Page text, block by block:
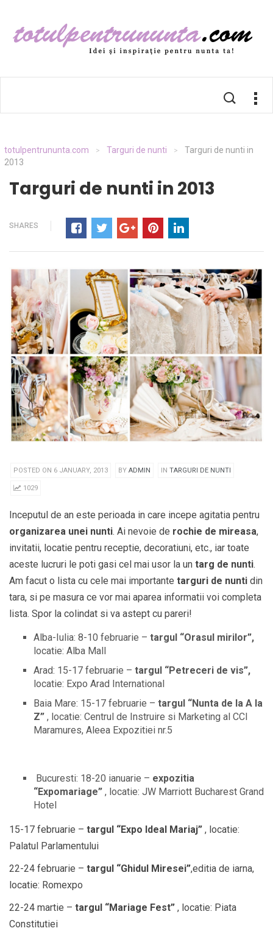
totulpentrununta.com > Targuri de nunti >
Targuri de nunti in
2013
Targuri de nunti in 2013
SHARES
POSTED ON 6 JANUARY, 2013 BY ADMIN IN TARGURI DE NUNTI
1029
Inceputul de an este perioada in care incepe agitatia pentru
organizarea unei nunti. Ai nevoie de rochie de mireasa,
invitatii, locatie pentru receptie, decoratiuni, etc., iar toate
aceste lucruri le poti gasi cel mai usor la un targ de nunti.
Am facut o lista cu cele mai importante targuri de nunti din
tara, si pe masura ce vor mai aparea informatii voi completa
lista. Spor la colindat si va astept cu pareri!
Alba-Iulia: 8-10 februarie – targul “Orasul mirilor”,
locatie: Alba Mall
Arad: 15-17 februarie – targul “Petreceri de vis”,
locatie: Expo Arad International
Baia Mare: 15-17 februarie – targul “Nunta de la A la
Z” , locatie: Centrul de Instruire si Marketing al CCI
Maramures, Aleea Expozitiei nr.5
Bucuresti: 18-20 ianuarie – expozitia
“Expomariage” , locatie: JW Marriott Bucharest Grand
Hotel
15-17 februarie – targul “Expo Ideal Mariaj” , locatie:
Palatul Parlamentului
22-24 februarie – targul “Ghidul Miresei”,editia de iarna,
locatie: Romexpo
22-24 martie – targul “Mariage Fest” , locatie: Piata
Constitutiei